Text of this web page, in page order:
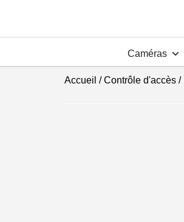
Caméras
Accueil /Contrôle d'accès/